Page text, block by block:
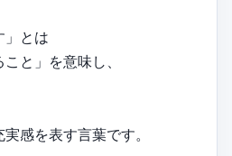
」とは
と」を意味し、
感を表す言葉です。